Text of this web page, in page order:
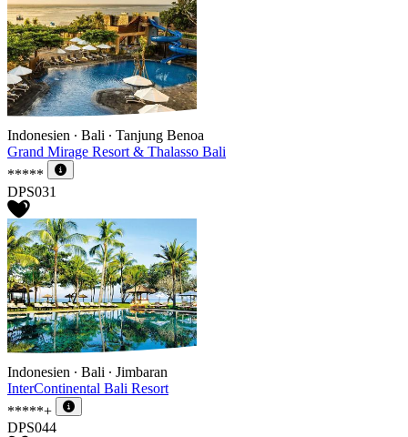
Indonesien ∙ Bali ∙ Tanjung Benoa
Grand Mirage Resort & Thalasso Bali
*****
DPS031
Indonesien ∙ Bali ∙ Jimbaran
InterContinental Bali Resort
*****+
DPS044